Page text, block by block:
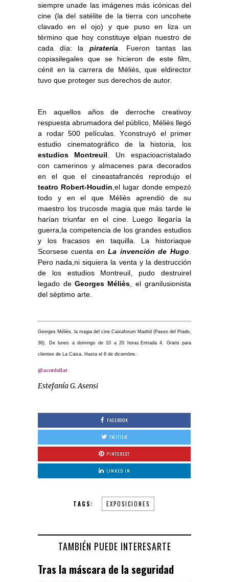
siempre unade las imágenes más icónicas del
cine (la del satélite de la tierra con uncohete
clavado en el ojo) y que puso en liza un
término que hoy constituye elpan nuestro de
cada día: la piratería . Fueron tantas las
copiasilegales que se hicieron de este film,
cénit en la carrera de Méliès, que eldirector
tuvo que proteger sus derechos de autor.
En aquellos años de derroche creativoy
respuesta abrumadora del público, Méliès llegó
a rodar 500 películas. Yconstruyó el primer
estudio cinematográfico de la historia, los
estudios Montreuil . Un espacioacristalado
con camerinos y almacenes para decorados
en el que el cineastafrancés reprodujo el
teatro Robert-Houdin ,el lugar donde empezó
todo y en el que Méliès aprendió de su
maestro los trucosde magia que más tarde le
harían triunfar en el cine. Luego llegaría la
guerra,la competencia de los grandes estudios
y los fracasos en taquilla. La historiaque
Scorsese cuenta en La invención de Hugo
Pero nada,ni siquiera la venta y la destrucción
de los estudios Montreuil, pudo destruirel
legado de Georges Méliès , el granilusionista
del séptimo arte.
Georges Méliès, la magia del cine.Caixaforum Madrid (Paseo del Prado,
36). De lunes a domingo de 10 a 20 horas.Entrada 4. Gratis para
clientes de La Caixa. Hasta el 8 de diciembre.
@acordellat
Estefanía G. Asensi
FACEBOOK
TWITTER
PINTEREST
LINKED IN
TAGS: EXPOSICIONES
TAMBIÉN PUEDE INTERESARTE
Tras la máscara de la seguridad